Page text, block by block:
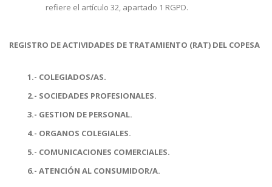
refiere el artículo 32, apartado 1 RGPD.
REGISTRO DE ACTIVIDADES DE TRATAMIENTO (RAT) DEL COPESA
1.- COLEGIADOS/AS.
2.- SOCIEDADES PROFESIONALES.
3.- GESTION DE PERSONAL.
4.- ORGANOS COLEGIALES.
5.- COMUNICACIONES COMERCIALES.
6.- ATENCIÓN AL CONSUMIDOR/A.